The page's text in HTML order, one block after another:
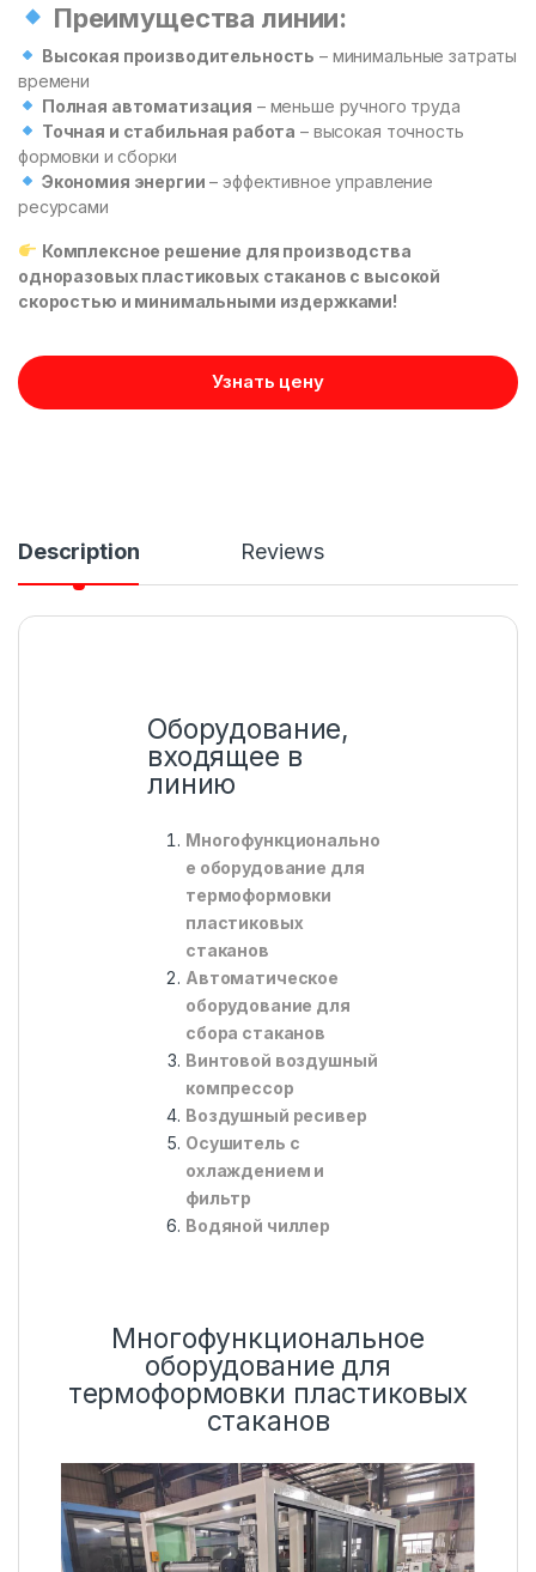
Преимущества линии:
Высокая производительность – минимальные затраты
времени
Полная автоматизация – меньше ручного труда
Точная и стабильная работа – высокая точность
формовки и сборки
Экономия энергии – эффективное управление
ресурсами
Комплексное решение для производства
одноразовых пластиковых стаканов с высокой
скоростью и минимальными издержками!
Узнать цену
Description Reviews
Оборудование,
входящее в
линию
Многофункционально
е оборудование для
термоформовки
пластиковых
стаканов
Автоматическое
оборудование для
сбора стаканов
Винтовой воздушный
компрессор
Воздушный ресивер
Осушитель с
охлаждением и
фильтр
Водяной чиллер
Многофункциональное
оборудование для
термоформовки пластиковых
стаканов